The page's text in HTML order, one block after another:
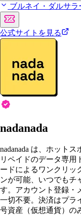
ブルネイ・ダルサラ
公式サイトを見る
nadanada
nadanada は、ホット
リペイドのデータ専用
ードによるワンクリッ
ンが可能、いつでもチ
す。アカウント登録・
一切不要。決済はプラ
号資産（仮想通貨）の